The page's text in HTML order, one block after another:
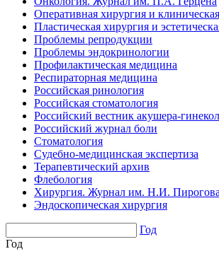
Оперативная хирургия и
Пластическая хирургия и
Проблемы репродукции
Проблемы эндокринологии
Профилактическая медицина
Респираторная медицина
Российская ринология
Российская стоматология
Российский вестник акушера-
Российский журнал боли
Стоматология
Судебно-медицинская экспертиза
Терапевтический архив
Флебология
Хирургия. Журнал им. Н.И. Пирогова
Эндоскопическая хирургия
Год
Год